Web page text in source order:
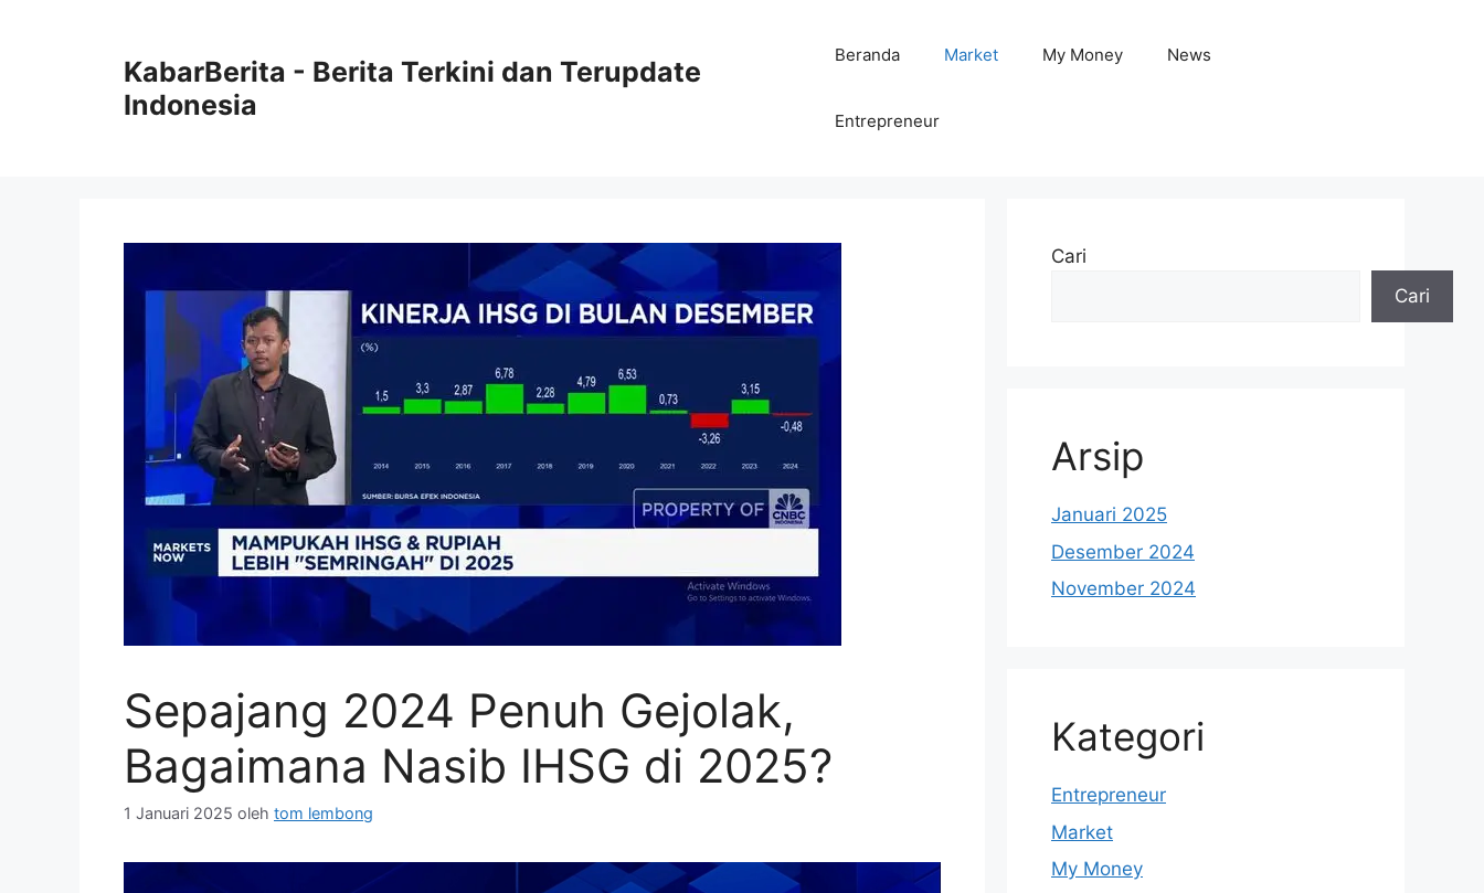
KabarBerita - Berita Terkini dan Terupdate
Indonesia
Beranda Market My Money News
Entrepreneur
Sepajang 2024 Penuh Gejolak,
Bagaimana Nasib IHSG di 2025?
1 Januari 2025 oleh tom lembong
Cari
Cari
Arsip
Januari 2025
Desember 2024
November 2024
Kategori
Entrepreneur
Market
My Money